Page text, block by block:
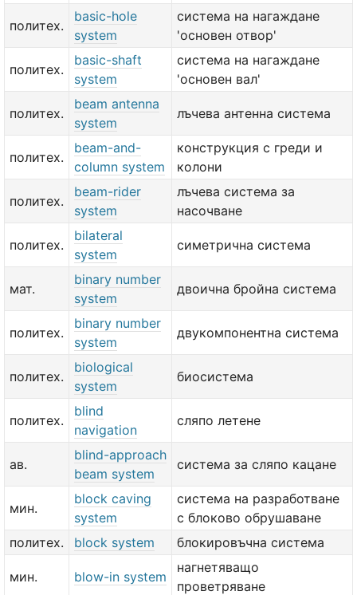
политех.
basic-hole
system
система на нагаждане
'основен отвор'
политех.
basic-shaft
system
система на нагаждане
'основен вал'
политех.
beam antenna
system
лъчева антенна система
политех.
beam-and-
column system
конструкция с греди и
колони
политех.
beam-rider
system
лъчева система за
насочване
политех.
bilateral
system
симетрична система
мат.
binary number
system
двоична бройна система
политех.
binary number
system
двукомпонентна система
политех.
biological
system
биосистема
политех.
blind
navigation
сляпо летене
ав.
blind-approach
beam system
система за сляпо кацане
мин.
block caving
system
система на разработване
с блоково обрушаване
политех.
block system блокировъчна система
мин. blow-in system
нагнетяващо
проветряване